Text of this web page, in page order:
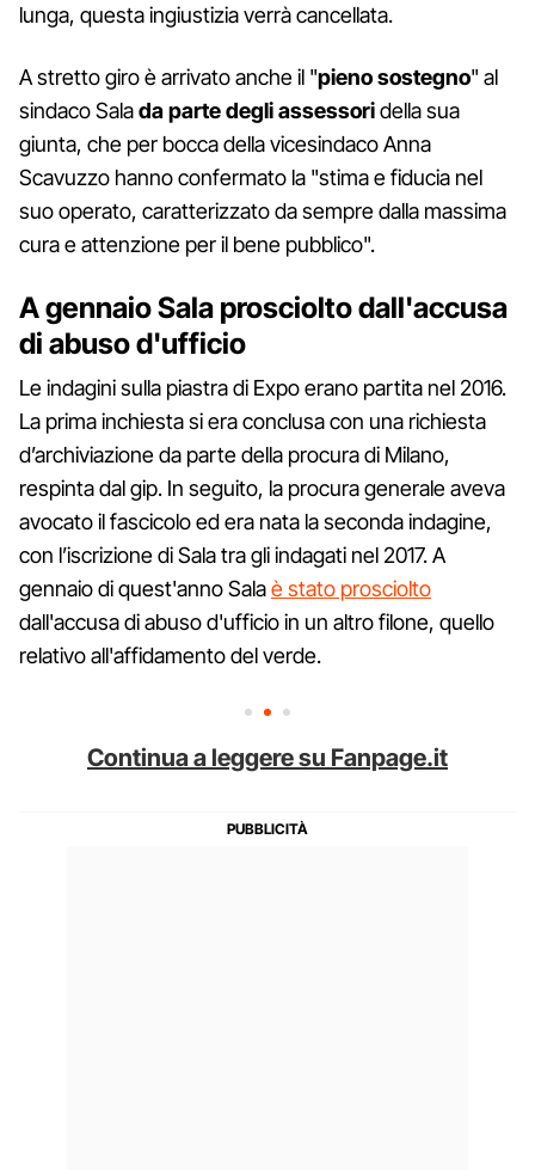
lunga, questa ingiustizia verrà cancellata.
A stretto giro è arrivato anche il "pienosostegno" al
sindaco Salada parte degli assessoridella sua
giunta, che per bocca della vicesindaco Anna
Scavuzzo hanno confermato la "stima e fiducia nel
suo operato, caratterizzato da sempre dalla massima
cura e attenzione per il bene pubblico".
A gennaio Sala prosciolto dall'accusa
di abuso d'ufficio
Le indagini sulla piastra di Expo erano partita nel 2016.
La prima inchiesta si era conclusa con una richiesta
d’archiviazione da parte della procura di Milano,
respinta dal gip. In seguito, la procura generale aveva
avocato il fascicolo ed era nata la seconda indagine,
con l’iscrizione di Sala tra gli indagati nel 2017. A
gennaio di quest'anno Salaè stato prosciolto
dall'accusa di abuso d'ufficio in un altro filone, quello
relativo all'affidamento del verde.
Continua a leggere su Fanpage.it